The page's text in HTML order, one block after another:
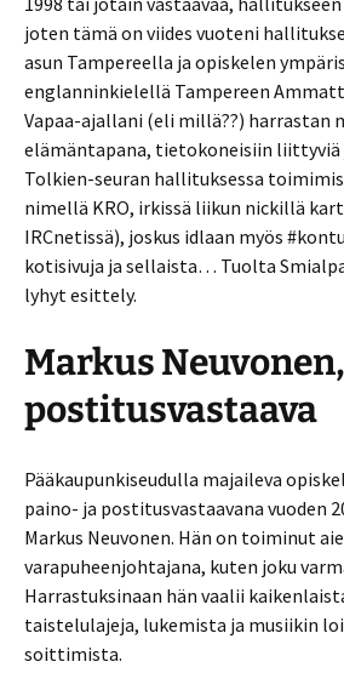
joten tämä on viides vuoteni
asun Tampereella ja opiskelen
englanninkielellä Tampereen
Vapaa-ajallani (eli millä??) harrastan
elämäntapana, tietokoneisiin
Tolkien-seuran hallituksessa
nimellä KRO, irkissä liikun nickillä
IRCnetissä), joskus idlaan myös
kotisivuja ja sellaista… Tuolta
lyhyt esittely.
Markus
postitusvastaava
Pääkaupunkiseudulla majaileva
paino- ja postitusvastaavana vuoden
Markus Neuvonen. Hän on toiminut
varapuheenjohtajana, kuten joku
Harrastuksinaan hän vaalii
taistelulajeja, lukemista ja musiikin
soittimista.